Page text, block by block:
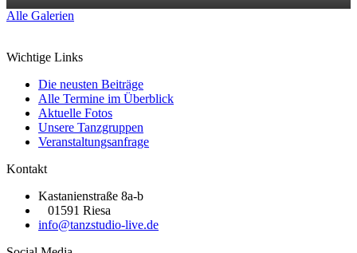
Alle Galerien
Wichtige Links
Die neusten Beiträge
Alle Termine im Überblick
Aktuelle Fotos
Unsere Tanzgruppen
Veranstaltungsanfrage
Kontakt
Kastanienstraße 8a-b
01591 Riesa
info@tanzstudio-live.de